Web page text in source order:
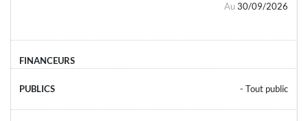
Au 30/09/2026
- Tout public